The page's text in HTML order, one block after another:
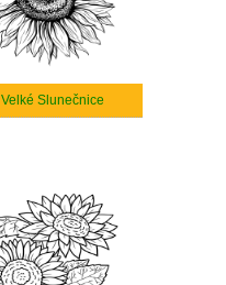
Velké Slunečnice